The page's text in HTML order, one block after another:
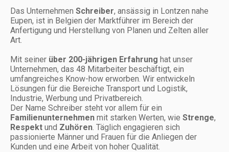
Das Unternehmen Schreiber, ansässig in Lontzen nahe
Eupen, ist in Belgien der Marktführer im Bereich der
Anfertigung und Herstellung von Planen und Zelten aller
Art.
Mit seiner über 200-jährigen Erfahrung hat unser
Unternehmen, das 48 Mitarbeiter beschäftigt, ein
umfangreiches Know-how erworben. Wir entwickeln
Lösungen für die Bereiche Transport und Logistik,
Industrie, Werbung und Privatbereich.
Der Name Schreiber steht vor allem für ein
Familienunternehmen mit starken Werten, wie Strenge,
Respekt und Zuhören. Täglich engagieren sich
passionierte Männer und Frauen für die Anliegen der
Kunden und eine Arbeit von hoher Qualität.